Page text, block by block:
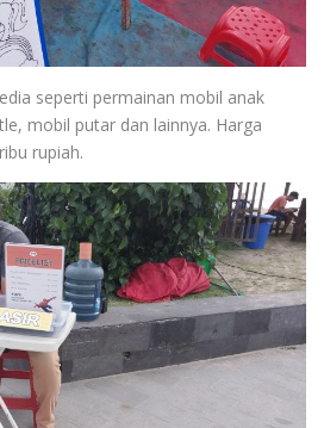
seperti permainan mobil anak
mobil putar dan lainnya. Harga
rupiah.